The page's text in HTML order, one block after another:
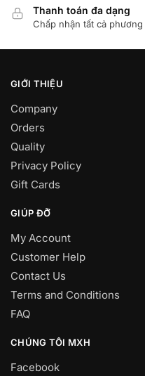
Thanh toán đa dạng
Chấp nhận tất cả phương
GIỚI THIỆU
Company
Orders
Quality
Privacy Policy
Gift Cards
GIÚP ĐỠ
My Account
Customer Help
Contact Us
Terms and Conditions
FAQ
CHÚNG TÔI MXH
Facebook